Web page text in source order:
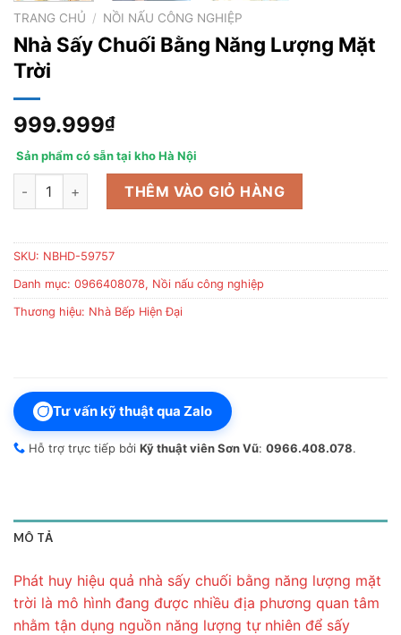
TRANG CHỦ / NỒI NẤU CÔNG NGHIỆP
Nhà Sấy Chuối Bằng Năng Lượng Mặt
Trời
999.999₫
Sản phẩm có sẵn tại kho Hà Nội
Nhà Sấy Chuối Bằng Năng Lượng Mặt Trời số lượng
THÊM VÀO GIỎ HÀNG
SKU: NBHD-59757
Danh mục: 0966408078, Nồi nấu công nghiệp
Thương hiệu: Nhà Bếp Hiện Đại
Tư vấn kỹ thuật qua Zalo
Hỗ trợ trực tiếp bởi Kỹ thuật viên Sơn Vũ: 0966.408.078.
MÔ TẢ
Phát huy hiệu quả nhà sấy chuối bằng năng lượng mặt
trời là mô hình đang được nhiều địa phương quan tâm
nhằm tận dụng nguồn năng lượng tự nhiên để sấy